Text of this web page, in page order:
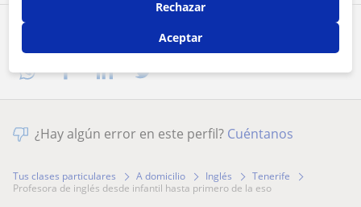
Comparte a este profesor
¿Hay algún error en este perfil? Cuéntanos
Tus clases particulares A domicilio Inglés
Tenerife
profesora de inglés desde infantil hasta primero de la eso
Rechazar
Aceptar